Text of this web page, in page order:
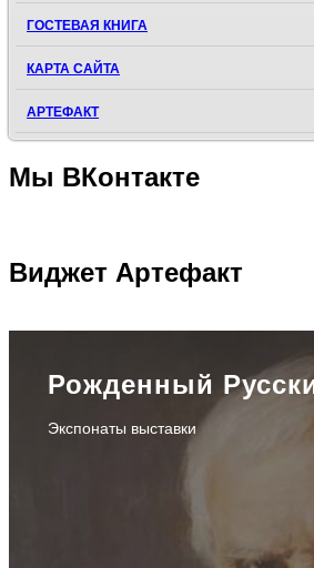
ГОСТЕВАЯ КНИГА
КАРТА САЙТА
АРТЕФАКТ
Мы ВКонтакте
Виджет Артефакт
Рожденный
Экспонаты выставки